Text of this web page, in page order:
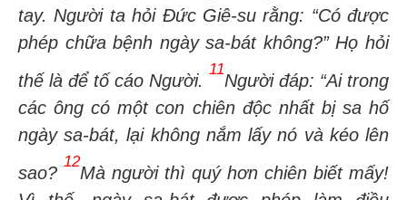
tay. Người ta hỏi Đức Giê-su rằng: “Có được
phép chữa bệnh ngày sa-bát không?” Họ hỏi
thế là để tố cáo Người.
11
Người đáp: “Ai trong
các ông có một con chiên độc nhất bị sa hố
ngày sa-bát, lại không nắm lấy nó và kéo lên
sao?
12
Mà người thì quý hơn chiên biết mấy!